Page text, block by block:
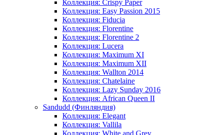
Коллекция: Crispy Paper
Коллекция: Easy Passion 2015
Коллекция: Fiducia
Коллекция: Florentine
Коллекция: Florentine 2
Коллекция: Lucera
Коллекция: Maximum XI
Коллекция: Maximum XII
Коллекция: Wallton 2014
Коллекция: Chatelaine
Коллекция: Lazy Sunday 2016
Коллекция: African Queen II
Sandudd (Финляндия)
Коллекция: Elegant
Коллекция: Vallila